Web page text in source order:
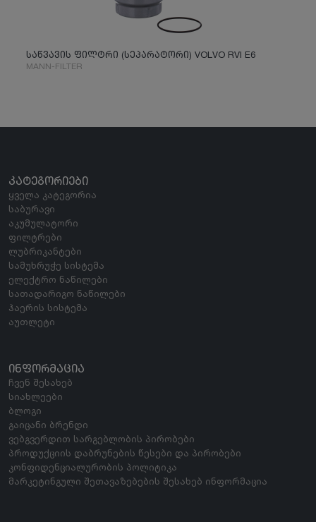
საწვავის ფილტრი (სეპარატორი) VOLVO RVI E6
MANN-FILTER
ᲙᲐᲢᲔᲒᲝᲠᲘᲔᲑᲘ
ყველა კატეგორია
საბურავი
აკუმულატორი
ფილტრები
ლუბრიკანტები
სამუხრუჭე სისტემა
ელექტრო ნაწილები
სათადარიგო ნაწილები
ჰაერის სისტემა
აუთლეტი
ᲘᲜᲤᲝᲠᲛᲐᲪᲘᲐ
ჩვენ შესახებ
სიახლეები
ბლოგი
გაიცანი ბრენდი
ვებგვერდით სარგებლობის პირობები
პროდუქციის დაბრუნების წესები და პირობები
კონფიდენციალურობის პოლიტიკა
მარკეტინგული შეთავაზებების შესახებ ინფორმაცია